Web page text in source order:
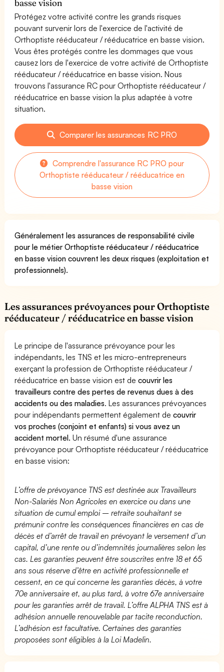
basse vision
Protégez votre activité contre les grands risques
pouvant survenir lors de l'exercice de l'activité de
Orthoptiste rééducateur / rééducatrice en basse vision.
Vous êtes protégés contre les dommages que vous
causez lors de l'exercice de votre activité de Orthoptiste
rééducateur / rééducatrice en basse vision. Nous
trouvons l'assurance RC pour Orthoptiste rééducateur /
rééducatrice en basse vision la plus adaptée à votre
situation.
Comparer les assurances RC PRO
Comprendre l'assurance RC PRO pour
Orthoptiste rééducateur / rééducatrice en
basse vision
Généralement les assurances de responsabilité civile
pour le métier Orthoptiste rééducateur / rééducatrice
en basse vision couvrent les deux risques (exploitation et
professionnels).
Les assurances prévoyances pour Orthoptiste
rééducateur / rééducatrice en basse vision
Le principe de l'assurance prévoyance pour les
indépendants, les TNS et les micro-entrepreneurs
exerçant la profession de Orthoptiste rééducateur /
rééducatrice en basse vision est decouvrir les
travailleurs contre des pertes de revenus dues à des
accidents ou des maladies. Les assurances prévoyances
pour indépendants permettent également decouvrir
vos proches (conjoint et enfants) si vous avez un
accident mortel. Un résumé d'une assurance
prévoyance pour Orthoptiste rééducateur / rééducatrice
en basse vision:
L’offre de prévoyance TNS est destinée aux Travailleurs
Non-Salariés Non Agricoles en exercice ou dans une
situation de cumul emploi – retraite souhaitant se
prémunir contre les conséquences financières en cas de
décès et d’arrêt de travail en prévoyant le versement d’un
capital, d’une rente ou d’indemnités journalières selon les
cas. Les garanties peuvent être souscrites entre 18 et 65
ans sous réserve d’être en activité professionnelle et
cessent, en ce qui concerne les garanties décès, à votre
70e anniversaire et, au plus tard, à votre 67e anniversaire
pour les garanties arrêt de travail. L’offre ALPHA TNS est à
adhésion annuelle renouvelable par tacite reconduction.
L’adhésion est facultative. Certaines des garanties
proposées sont éligibles à la Loi Madelin.